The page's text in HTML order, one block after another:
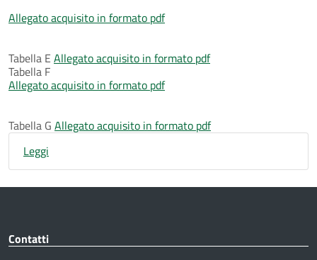
Allegato acquisito in formato pdf
Tabella E Allegato acquisito in formato pdf
Tabella F
Allegato acquisito in formato pdf
Tabella G Allegato acquisito in formato pdf
Leggi
Contatti